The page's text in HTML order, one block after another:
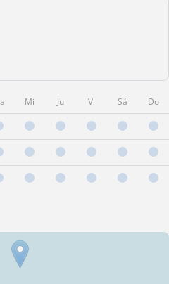
Mi Ju Vi Sá Do